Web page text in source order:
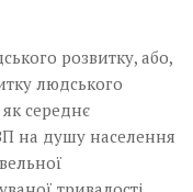
розвитку, або,
людського
середнє
на душу населення